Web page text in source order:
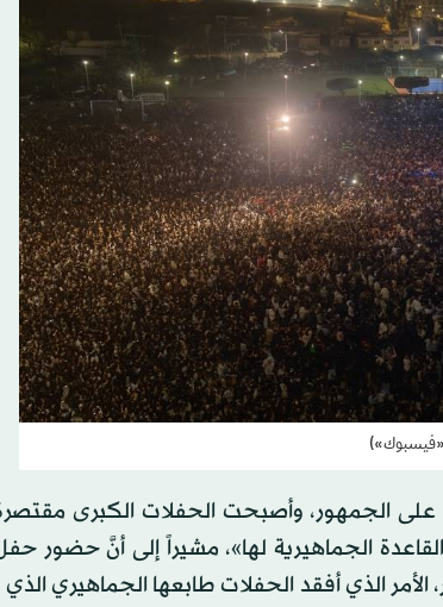
«فيسبوك»)
الجمهور، وأصبحت الحفلات الكبرى
الجماهيرية لها»، مشيراً إلى أنَّ حضور
الذي أفقد الحفلات طابعها الجماهيري